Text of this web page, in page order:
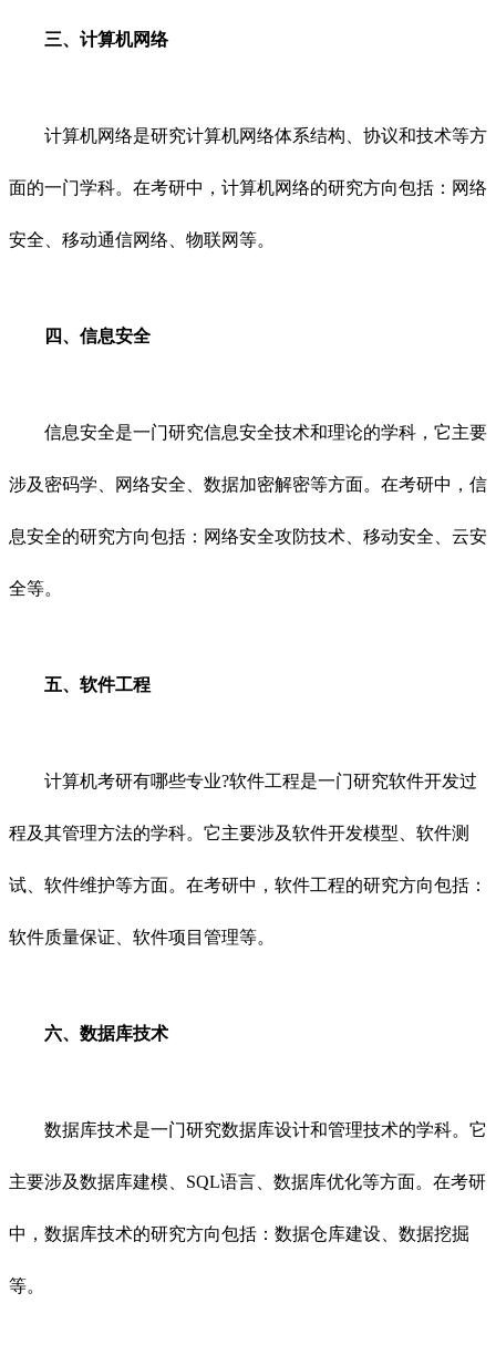
三、计算机网络
计算机网络是研究计算机网络体系结构、协议和技术等方
面的一门学科。在考研中，计算机网络的研究方向包括：网络
安全、移动通信网络、物联网等。
四、信息安全
信息安全是一门研究信息安全技术和理论的学科，它主要
涉及密码学、网络安全、数据加密解密等方面。在考研中，信
息安全的研究方向包括：网络安全攻防技术、移动安全、云安
全等。
五、软件工程
计算机考研有哪些专业?软件工程是一门研究软件开发过
程及其管理方法的学科。它主要涉及软件开发模型、软件测
试、软件维护等方面。在考研中，软件工程的研究方向包括：
软件质量保证、软件项目管理等。
六、数据库技术
数据库技术是一门研究数据库设计和管理技术的学科。它
主要涉及数据库建模、SQL语言、数据库优化等方面。在考研
中，数据库技术的研究方向包括：数据仓库建设、数据挖掘
等。